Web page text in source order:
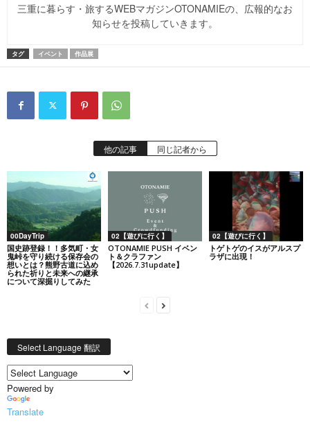
三重に暮らす・旅するWEBマガジンOTONAMIEの、広報的なお
知らせを投稿していきます。
タグ イベント 作品展
他の記事 同じ記者から
00DayTrip
国史跡登録！！多気町・女
鬼峠を守り続ける保存会の
想いとは？熊野古道に込め
られた祈りと未来への継承
について深掘りしてみた
02【遊びに行く】
OTONAMIE PUSH イベン
ト＆クラファン
【2026.7.31update】
02【遊びに行く】
トゲトゲのイスがアルスプ
ラザに出現！
Select Language 翻訳
Powered by
Translate